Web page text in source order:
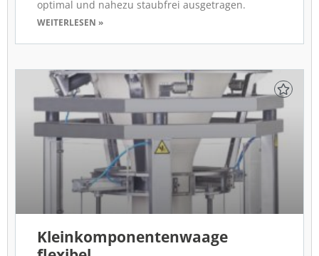
optimal und nahezu staubfrei ausgetragen.
WEITERLESEN »
Kleinkomponentenwaage